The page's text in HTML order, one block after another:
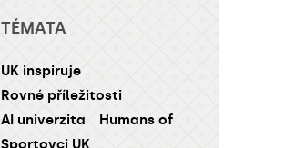
TÉMATA
UK inspiruje
Rovné příležitosti
AI univerzita
Humans of